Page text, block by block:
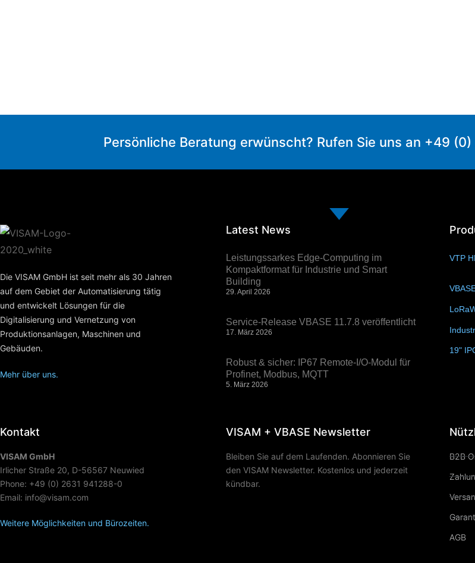
Persönliche Beratung erwünscht? Rufen Sie uns an +49
Die VISAM GmbH ist seit mehr als 30 Jahren
auf dem Gebiet der Automatisierung tätig
und entwickelt Lösungen für die
Digitalisierung und Vernetzung von
Produktionsanlagen, Maschinen und
Gebäuden.
Mehr über uns.
Latest News
Leistungssarkes Edge-Computing im
Kompaktformat für Industrie und Smart
Building
29. April 2026
Service-Release VBASE 11.7.8 veröffentlicht
17. März 2026
Robust & sicher: IP67 Remote-I/O-Modul für
Profinet, Modbus, MQTT
5. März 2026
VTP
19"
Kontakt
VISAM GmbH
Irlicher Straße 20, D-56567 Neuwied
Phone: +49 (0) 2631 941288-0
Email: info@visam.com
Weitere Möglichkeiten und Bürozeiten.
VISAM + VBASE Newsletter
Bleiben Sie auf dem Laufenden. Abonnieren Sie
den VISAM Newsletter. Kostenlos und jederzeit
kündbar.
B2B
AGB